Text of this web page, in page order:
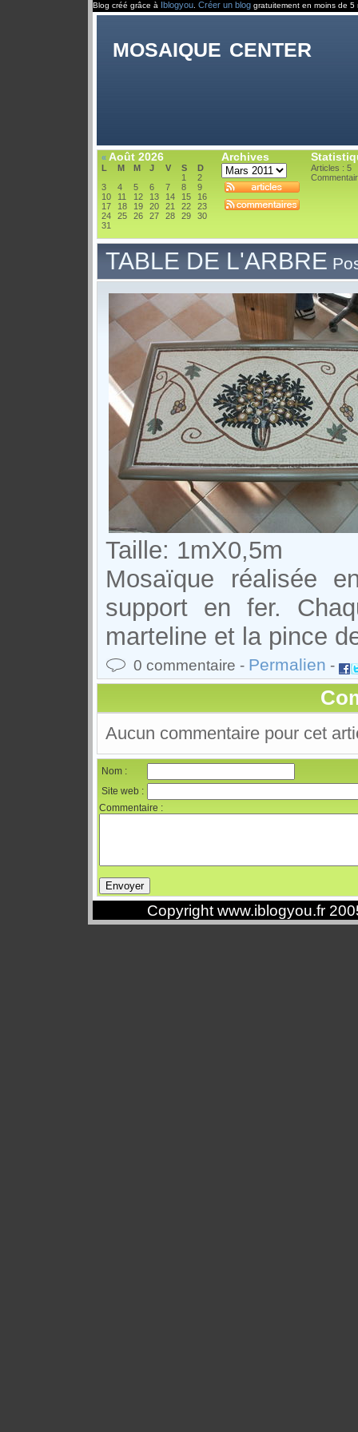
Blog créé grâce à Iblogyou Créer un blog gratuitement en moins de 5
mosaique center
« Août 2026
L M M J V S
D
1
2
3
4 5 6 7 8
9
10
11 12 13 14 15
16
17
18 19 20 21 22
23
24
25 26 27 28 29
30
31
Archives
Articles : 5
TABLE DE L'ARBRE
Taille: 1mX0,5m
Mosaïque réalisée
support en fer.
marteline et la pince
0 commentaire - Permalien -
Aucun commentaire pour cet
Nom :
Site web :
Commentaire :
Copyright www.iblogyou.fr